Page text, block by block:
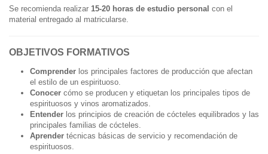
Se recomienda realizar 15-20 horas de estudio personal con el
material entregado al matricularse.
OBJETIVOS FORMATIVOS
Comprender los principales factores de producción que afectan
el estilo de un espirituoso.
Conocer cómo se producen y etiquetan los principales tipos de
espirituosos y vinos aromatizados.
Entender los principios de creación de cócteles equilibrados y las
principales familias de cócteles.
Aprender técnicas básicas de servicio y recomendación de
espirituosos.